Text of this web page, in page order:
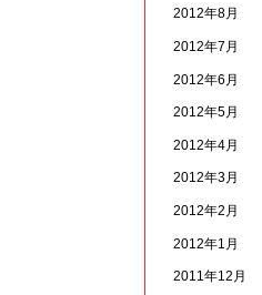
2012年8月
2012年7月
2012年6月
2012年5月
2012年4月
2012年3月
2012年2月
2012年1月
2011年12月